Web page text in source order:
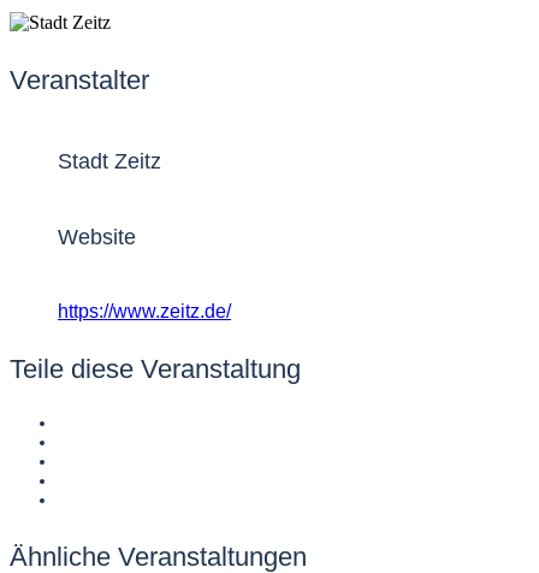
Veranstalter
Stadt Zeitz
Website
https://www.zeitz.de/
Teile diese Veranstaltung
Ähnliche Veranstaltungen